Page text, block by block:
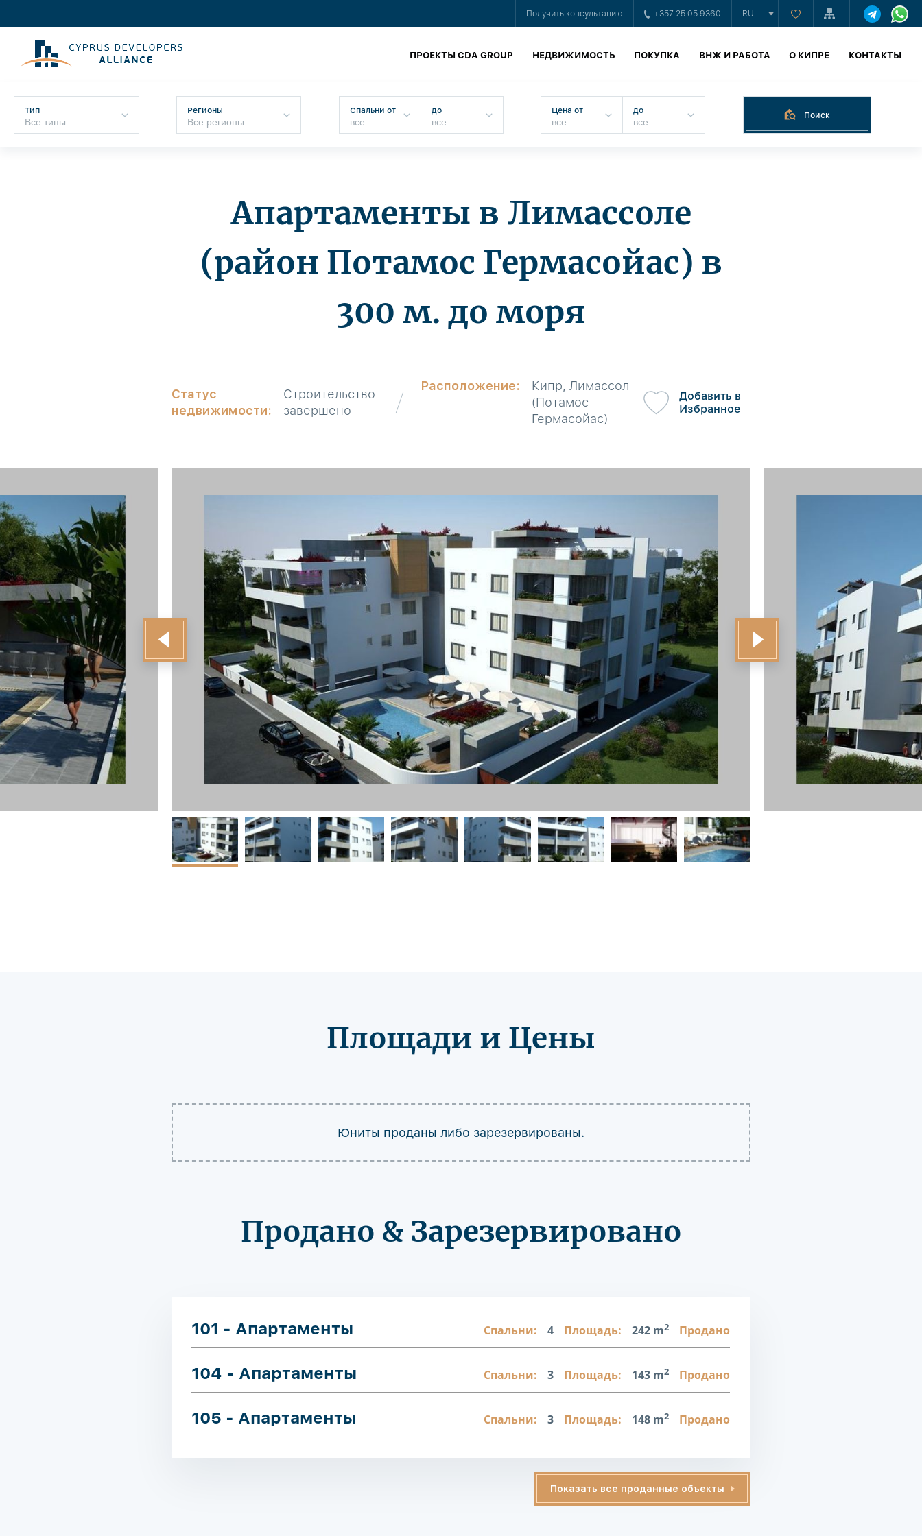
Получить консультацию +357 25 05 9360 RU
ПРОЕКТЫ CDA GROUP НЕДВИЖИМОСТЬ ПОКУПКА ВНЖ И РАБОТА О КИПРЕ КОНТАКТЫ
Тип Регионы Спальни от до Цена от до Поиск
Апартаменты в Лимассоле
(район Потамос Гермасойас) в
300 м. до моря
Статус
недвижимости:
Строительство
завершено
Расположение:
Кипр, Лимассол
(Потамос
Гермасойас)
Добавить в
Избранное
Площади и Цены
Юниты проданы либо зарезервированы.
Продано & Зарезервировано
101 - Апартаменты Спальни: 4 Площадь: 242 m2 Продано
104 - Апартаменты Спальни: 3 Площадь: 143 m2 Продано
105 - Апартаменты Спальни: 3 Площадь: 148 m2 Продано
Показать все проданные объекты